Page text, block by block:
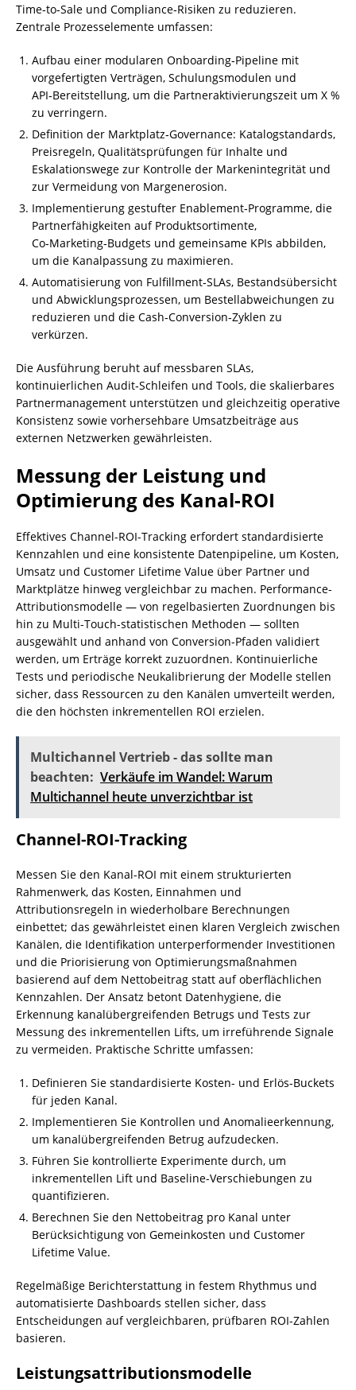
Time‑to‑Sale und Compliance‑Risiken zu reduzieren.
Zentrale Prozesselemente umfassen:
Aufbau einer modularen Onboarding‑Pipeline mit
vorgefertigten Verträgen, Schulungsmodulen und
API‑Bereitstellung, um die Partneraktivierungszeit um X %
zu verringern.
Definition der Marktplatz‑Governance: Katalogstandards,
Preisregeln, Qualitätsprüfungen für Inhalte und
Eskalationswege zur Kontrolle der Markenintegrität und
zur Vermeidung von Margenerosion.
Implementierung gestufter Enablement‑Programme, die
Partnerfähigkeiten auf Produktsortimente,
Co‑Marketing‑Budgets und gemeinsame KPIs abbilden,
um die Kanalpassung zu maximieren.
Automatisierung von Fulfillment‑SLAs, Bestandsübersicht
und Abwicklungsprozessen, um Bestellabweichungen zu
reduzieren und die Cash‑Conversion‑Zyklen zu
verkürzen.
Die Ausführung beruht auf messbaren SLAs,
kontinuierlichen Audit‑Schleifen und Tools, die skalierbares
Partnermanagement unterstützen und gleichzeitig operative
Konsistenz sowie vorhersehbare Umsatzbeiträge aus
externen Netzwerken gewährleisten.
Messung der Leistung und
Optimierung des Kanal-ROI
Effektives Channel-ROI-Tracking erfordert standardisierte
Kennzahlen und eine konsistente Datenpipeline, um Kosten,
Umsatz und Customer Lifetime Value über Partner und
Marktplätze hinweg vergleichbar zu machen. Performance-
Attributionsmodelle — von regelbasierten Zuordnungen bis
hin zu Multi-Touch-statistischen Methoden — sollten
ausgewählt und anhand von Conversion-Pfaden validiert
werden, um Erträge korrekt zuzuordnen. Kontinuierliche
Tests und periodische Neukalibrierung der Modelle stellen
sicher, dass Ressourcen zu den Kanälen umverteilt werden,
die den höchsten inkrementellen ROI erzielen.
Multichannel Vertrieb - das sollte man
beachten: Verkäufe im Wandel: Warum
Multichannel heute unverzichtbar ist
Channel-ROI-Tracking
Messen Sie den Kanal-ROI mit einem strukturierten
Rahmenwerk, das Kosten, Einnahmen und
Attributionsregeln in wiederholbare Berechnungen
einbettet; das gewährleistet einen klaren Vergleich zwischen
Kanälen, die Identifikation unterperformender Investitionen
und die Priorisierung von Optimierungsmaßnahmen
basierend auf dem Nettobeitrag statt auf oberflächlichen
Kennzahlen. Der Ansatz betont Datenhygiene, die
Erkennung kanalübergreifenden Betrugs und Tests zur
Messung des inkrementellen Lifts, um irreführende Signale
zu vermeiden. Praktische Schritte umfassen:
Definieren Sie standardisierte Kosten- und Erlös-Buckets
für jeden Kanal.
Implementieren Sie Kontrollen und Anomalieerkennung,
um kanalübergreifenden Betrug aufzudecken.
Führen Sie kontrollierte Experimente durch, um
inkrementellen Lift und Baseline-Verschiebungen zu
quantifizieren.
Berechnen Sie den Nettobeitrag pro Kanal unter
Berücksichtigung von Gemeinkosten und Customer
Lifetime Value.
Regelmäßige Berichterstattung in festem Rhythmus und
automatisierte Dashboards stellen sicher, dass
Entscheidungen auf vergleichbaren, prüfbaren ROI-Zahlen
basieren.
Leistungsattributionsmodelle